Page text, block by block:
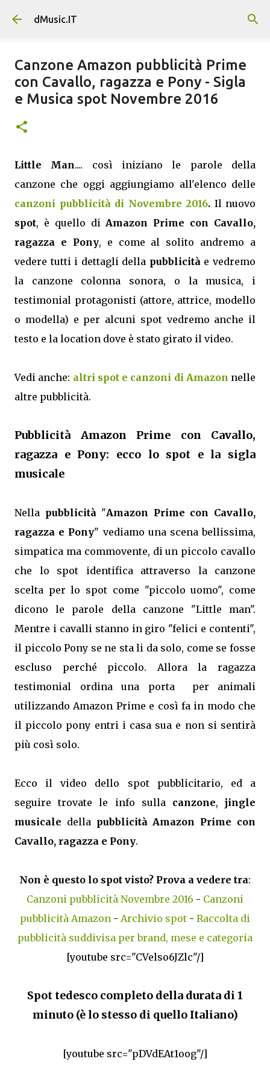
Passa ai contenuti principali
dMusic.IT
Canzone Amazon pubblicità Prime
con Cavallo, ragazza e Pony - Sigla
e Musica spot Novembre 2016
Little Man.... così iniziano le parole della
canzone che oggi aggiungiamo all'elenco delle
canzoni pubblicità di Novembre 2016. Il nuovo
spot, è quello diAmazon Prime con Cavallo,
ragazza e Pony, e come al solito andremo a
vedere tutti i dettagli della pubblicitàe vedremo
la canzone colonna sonora, o la musica, i
testimonial protagonisti (attore, attrice, modello
o modella) e per alcuni spot vedremo anche il
testo e la location dove è stato girato il video.
Vedi anche: altri spot e canzoni di Amazon nelle
altre pubblicità.
Pubblicità Amazon Prime con Cavallo,
ragazza e Pony: ecco lo spot e la sigla
musicale
Nella pubblicità"Amazon Prime con Cavallo,
ragazza e Pony" vediamo una scena bellissima,
simpatica ma commovente, di un piccolo cavallo
che lo spot identifica attraverso la canzone
scelta per lo spot come "piccolo uomo", come
dicono le parole della canzone "Little man".
Mentre i cavalli stanno in giro "felici e contenti",
il piccolo Pony se ne sta li da solo, come se fosse
escluso perché piccolo. Allora la ragazza
testimonial ordina una porta per animali
utilizzando Amazon Prime e così fa in modo che
il piccolo pony entri i casa sua e non si sentirà
più così solo.
Ecco il video dello spot pubblicitario, ed a
seguire trovate le info sulla canzone,jingle
musicale della pubblicità Amazon Prime con
Cavallo, ragazza e Pony.
Non è questo lo spot visto? Prova a vedere tra:
Canzoni pubblicità Novembre 2016 - Canzoni
pubblicità Amazon - Archivio spot - Raccolta di
pubblicità suddivisa per brand, mese e categoria
[youtube src="CVelso6JZlc"/]
Spot tedesco completo della durata di 1
minuto (è lo stesso di quello Italiano)
[youtube src="pDVdEAt1oog"/]